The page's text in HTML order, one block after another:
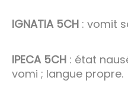
IGNATIA 5CH : vomit
IPECA 5CH : état
vomi ; langue propre.